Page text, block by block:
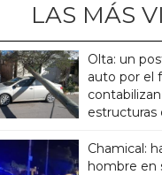
LAS MÁS
Olta: un
auto por el
estructuras
Chamical:
hombre en